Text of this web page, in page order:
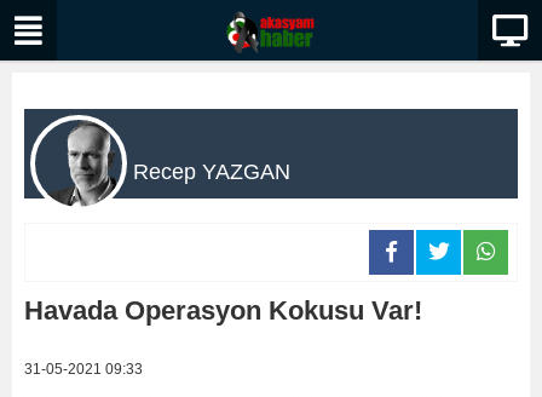
Recep YAZGAN
Havada Operasyon Kokusu Var!
31-05-2021 09:33